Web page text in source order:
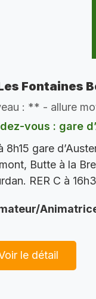
Fontaines
: ** - allure
vous : gare
8h15 gare
Butte à la
RER C à
le détail